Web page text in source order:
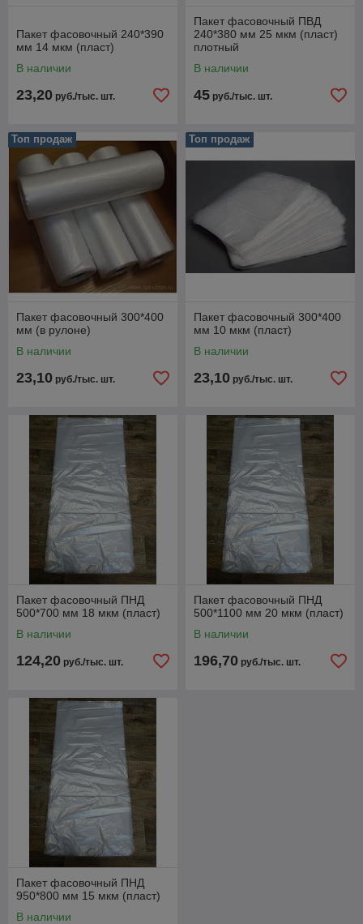
Пакет фасовочный 240*390
мм 14 мкм (пласт)
В наличии
23,20 руб./тыс. шт.
Пакет фасовочный ПВД
240*380 мм 25 мкм (пласт)
плотный
В наличии
45 руб./тыс. шт.
Топ продаж
Пакет фасовочный 300*400
мм (в рулоне)
В наличии
23,10 руб./тыс. шт.
Топ продаж
Пакет фасовочный 300*400
мм 10 мкм (пласт)
В наличии
23,10 руб./тыс. шт.
Пакет фасовочный ПНД
500*700 мм 18 мкм (пласт)
В наличии
124,20 руб./тыс. шт.
Пакет фасовочный ПНД
500*1100 мм 20 мкм (пласт)
В наличии
196,70 руб./тыс. шт.
Пакет фасовочный ПНД
950*800 мм 15 мкм (пласт)
В наличии